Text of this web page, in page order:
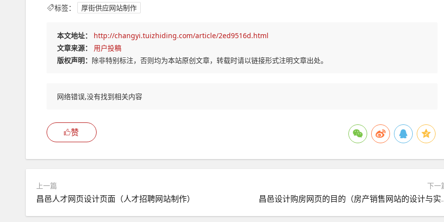
标签： 厚街供应网站制作
本文地址：
http://changyi.tuizhiding.com/article/2ed9516d.html
文章来源：
用户投稿
版权声明： 除非特别标注，否则均为本站原创文章，转载时请以链接形式注明文章出处。
网络错误,没有找到相关内容
赞
上一篇
昌邑人才网页设计页面（人才招聘网站制作）
下一
昌邑设计购房网